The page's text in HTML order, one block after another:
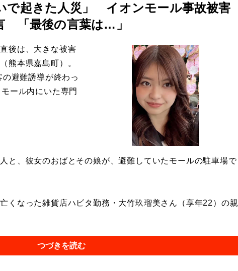
で起きた人災」 イオンモール事故被害
「最後の言葉は…」
後は、大きな被害
熊本県嘉島町）。
避難誘導が終わっ
ール内にいた専門
と、彼女のおばとその娘が、避難していたモールの駐車場で
くなった雑貨店ハビタ勤務・大竹玖瑠美さん（享年22）の親
つづきを読む